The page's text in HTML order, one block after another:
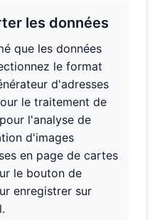
les données
que les données
le format
d'adresses
le traitement de
l'analyse de
d'images
en page de cartes
le bouton de
enregistrer sur